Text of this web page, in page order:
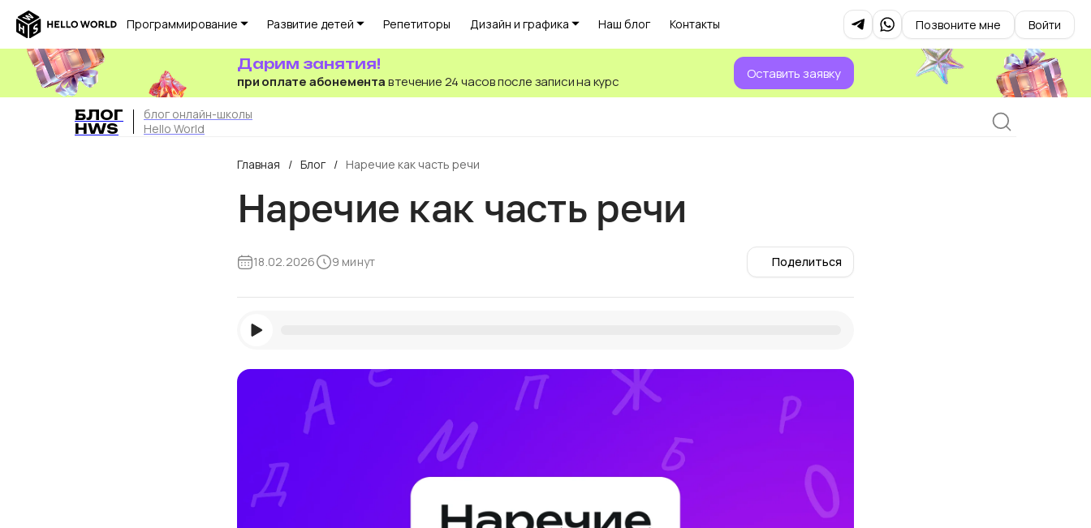
Программирование Развитие детей Репетиторы Дизайн и графика Наш блог Контакты Позвоните мне Войти
при оплате абонементав течение 24 часов после записи на курс
Дарим занятия!
Оставить заявку
БЛОГ
HWS
блог онлайн-школы
Hello World
Главная / Блог / Наречие как часть речи
Наречие как часть речи
18.02.2026 9 минут Поделиться